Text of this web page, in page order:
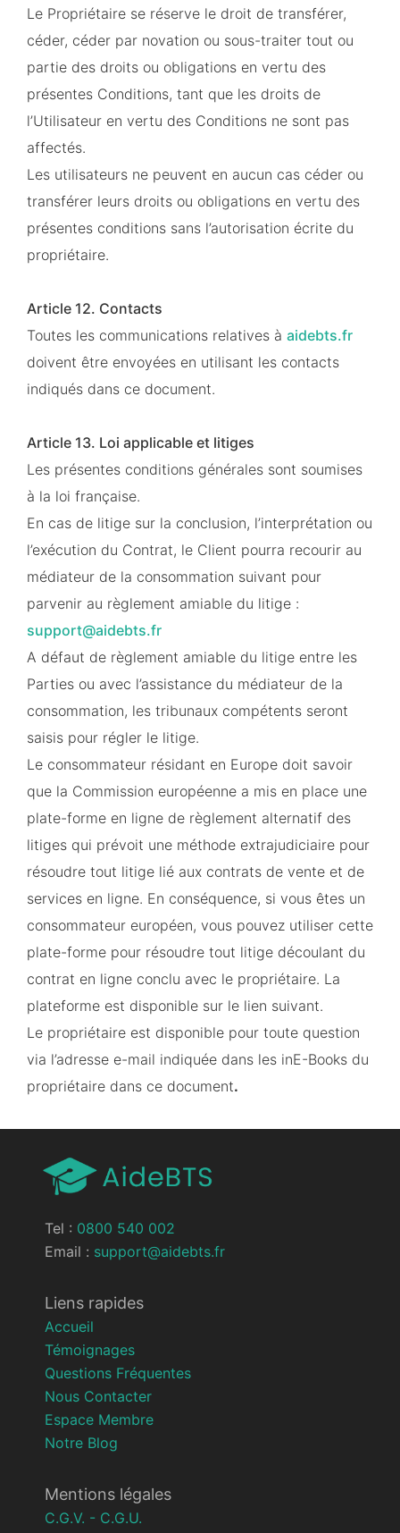
Le Propriétaire se réserve le droit de transférer,
céder, céder par novation ou sous-traiter tout ou
partie des droits ou obligations en vertu des
présentes Conditions, tant que les droits de
l’Utilisateur en vertu des Conditions ne sont pas
affectés.
Les utilisateurs ne peuvent en aucun cas céder ou
transférer leurs droits ou obligations en vertu des
présentes conditions sans l’autorisation écrite du
propriétaire.
Article 12. Contacts
Toutes les communications relatives à aidebts.fr
doivent être envoyées en utilisant les contacts
indiqués dans ce document.
Article 13. Loi applicable et litiges
Les présentes conditions générales sont soumises
à la loi française.
En cas de litige sur la conclusion, l’interprétation ou
l’exécution du Contrat, le Client pourra recourir au
médiateur de la consommation suivant pour
parvenir au règlement amiable du litige :
support@aidebts.fr
A défaut de règlement amiable du litige entre les
Parties ou avec l’assistance du médiateur de la
consommation, les tribunaux compétents seront
saisis pour régler le litige.
Le consommateur résidant en Europe doit savoir
que la Commission européenne a mis en place une
plate-forme en ligne de règlement alternatif des
litiges qui prévoit une méthode extrajudiciaire pour
résoudre tout litige lié aux contrats de vente et de
services en ligne. En conséquence, si vous êtes un
consommateur européen, vous pouvez utiliser cette
plate-forme pour résoudre tout litige découlant du
contrat en ligne conclu avec le propriétaire. La
plateforme est disponible sur le lien suivant.
Le propriétaire est disponible pour toute question
via l’adresse e-mail indiquée dans les inE-Books du
propriétaire dans ce document.
Tel : 0800 540 002
Email : support@aidebts.fr
Liens rapides
Accueil
Témoignages
Questions Fréquentes
Nous Contacter
Espace Membre
Notre Blog
Mentions légales
C.G.V. - C.G.U.